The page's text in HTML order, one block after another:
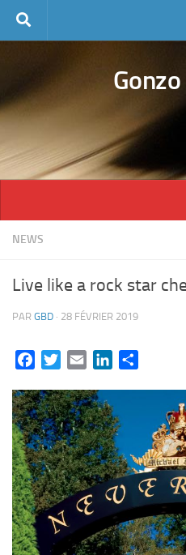
Skip to content
NEWS
Live like a rock star
PAR GBD · 28 FÉVRIER 2019
FacebookTwitterEmail LinkedIn